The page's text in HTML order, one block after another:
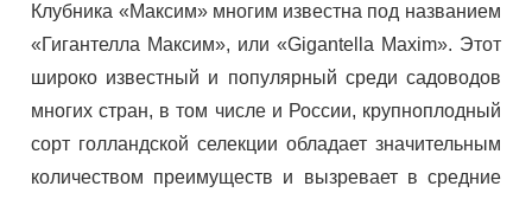
Клубника «Максим» многим известна под названием
«Гигантелла Максим», или «Gigantella Maxim». Этот
широко известный и популярный среди садоводов
многих стран, в том числе и России, крупноплодный
сорт голландской селекции обладает значительным
количеством преимуществ и вызревает в средние